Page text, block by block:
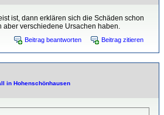
ist, dann erklären sich die Schäden schon
aber verschiedene Ursachen haben.
Beitrag beantworten Beitrag zitieren
in Hohenschönhausen